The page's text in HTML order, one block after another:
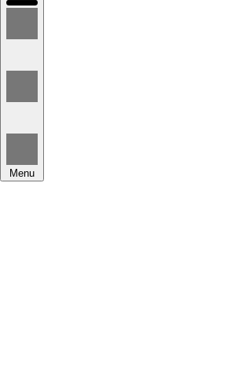
Menu